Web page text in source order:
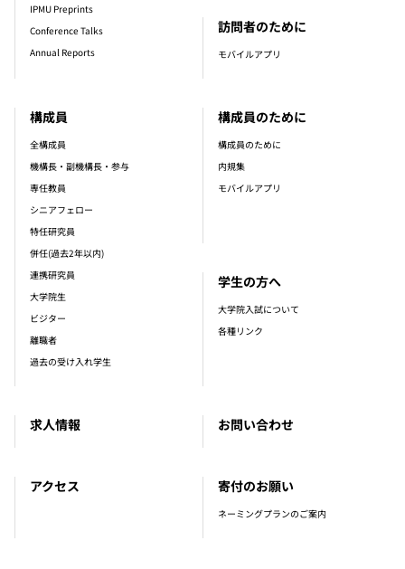
構成員
全構成員
機構長・副機構長・参与
専任教員
シニアフェロー
特任研究員
併任(過去2年以内)
連携研究員
大学院生
ビジター
離職者
過去の受け入れ学生
IPMU Preprints
Conference Talks
Annual Reports
求人情報
訪問者のために
モバイルアプリ
構成員のために
構成員のために
内規集
モバイルアプリ
学生の方へ
大学院入試について
各種リンク
アクセス
お問い合わせ
寄付のお願い
ネーミングプランのご案内